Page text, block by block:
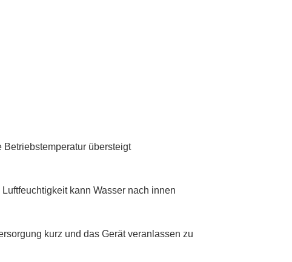
Betriebstemperatur übersteigt
kann Wasser nach innen
kurz und das Gerät veranlassen zu